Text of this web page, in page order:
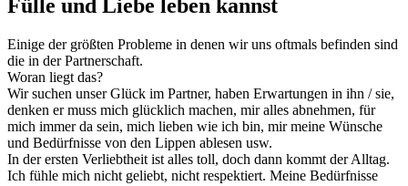
Fülle und Liebe leben kannst
Einige der größten Probleme in denen wir uns oftmals befinden sind
die in der Partnerschaft.
Woran liegt das?
Wir suchen unser Glück im Partner, haben Erwartungen in ihn / sie,
denken er muss mich glücklich machen, mir alles abnehmen, für
mich immer da sein, mich lieben wie ich bin, mir meine Wünsche
und Bedürfnisse von den Lippen ablesen usw.
In der ersten Verliebtheit ist alles toll, doch dann kommt der Alltag.
Ich fühle mich nicht geliebt, nicht respektiert. Meine Bedürfnisse